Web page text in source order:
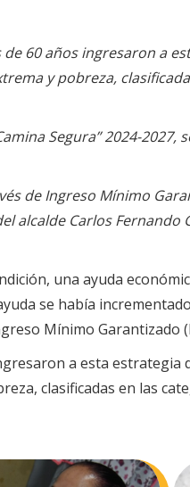
de 60 años ingresaron a
y pobreza,
Segura” 2024-
de Ingreso Mínimo
alcalde Carlos Fernando
una ayuda
se había
Mínimo Garantizado
a esta
clasificadas en las